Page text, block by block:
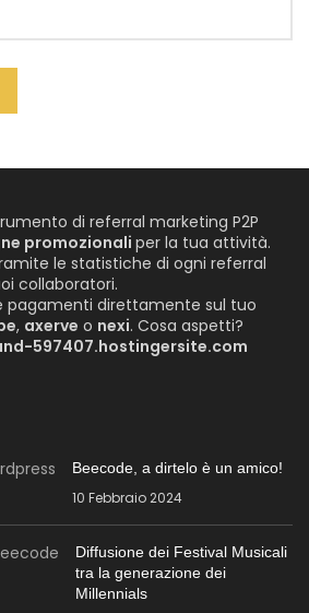
di referral marketing P2P
promozionali per la tua attività.
le statistiche di ogni referral
collaboratori.
pagamenti direttamente sul tuo
, axerve o nexi. Cosa aspetti?
597407.hostingersite.com
Beecode, a dirtelo è un amico!
10 Febbraio 2024
Diffusione dei Festival Musicali
tra la generazione dei
Millennials